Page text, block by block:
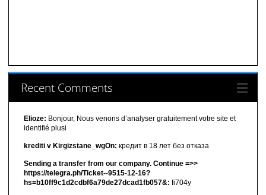
Recent Comments
Elioze: Bonjour, Nous venons d’analyser gratuitement votre site et
identifié plusi
krediti v Kirgizstane_wgOn: кредит в 18 лет без отказа
Sending a transfer from our company. Continue =>>
https://telegra.ph/Ticket--9515-12-16?
hs=b10ff9c1d2cdbf6a79de27dcad1fb057&: fi704y